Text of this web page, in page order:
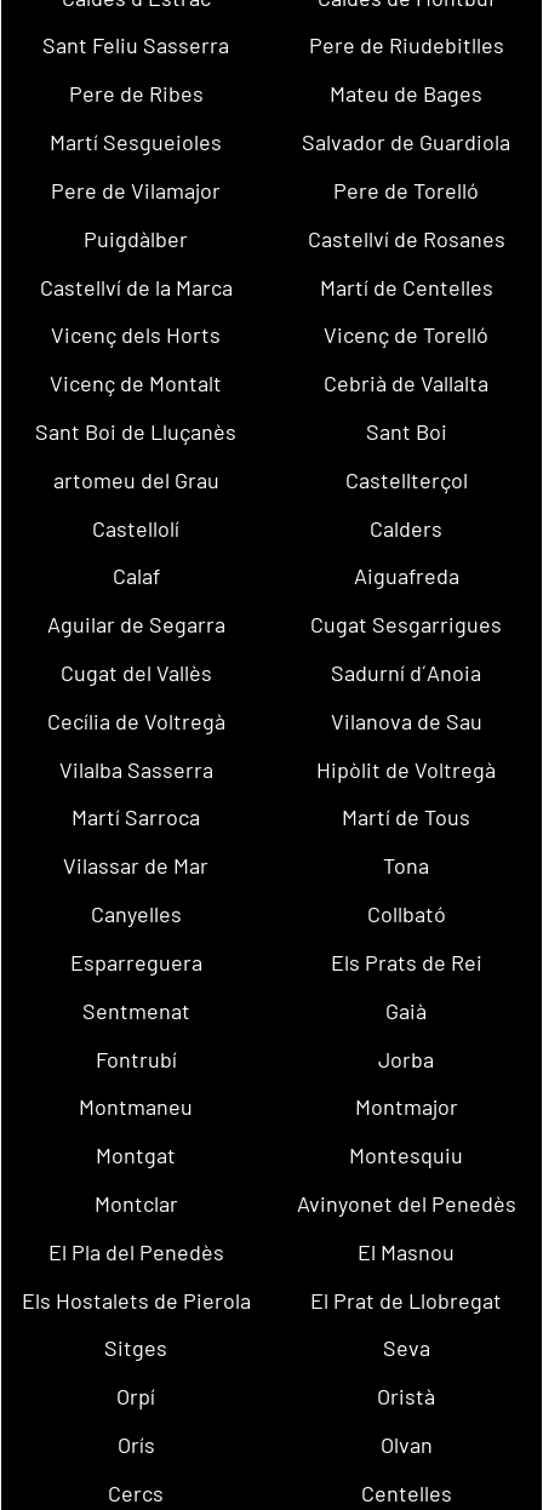
Sant Feliu Sasserra
Pere de Riudebitlles
Pere de Ribes
Mateu de Bages
Martí Sesgueioles
Salvador de Guardiola
Pere de Vilamajor
Pere de Torelló
Puigdàlber
Castellví de Rosanes
Castellví de la Marca
Martí de Centelles
Vicenç dels Horts
Vicenç de Torelló
Vicenç de Montalt
Cebrià de Vallalta
Sant Boi de Lluçanès
Sant Boi
artomeu del Grau
Castellterçol
Castellolí
Calders
Calaf
Aiguafreda
Aguilar de Segarra
Cugat Sesgarrigues
Cugat del Vallès
Sadurní d´Anoia
Cecília de Voltregà
Vilanova de Sau
Vilalba Sasserra
Hipòlit de Voltregà
Martí Sarroca
Martí de Tous
Vilassar de Mar
Tona
Canyelles
Collbató
Esparreguera
Els Prats de Rei
Sentmenat
Gaià
Fontrubí
Jorba
Montmaneu
Montmajor
Montgat
Montesquiu
Montclar
Avinyonet del Penedès
El Pla del Penedès
El Masnou
Els Hostalets de Pierola
El Prat de Llobregat
Sitges
Seva
Orpí
Oristà
Orís
Olvan
Cercs
Centelles